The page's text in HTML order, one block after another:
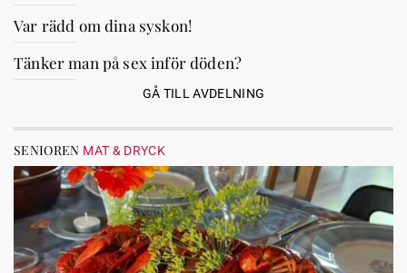
Var rädd om dina syskon!
Tänker man på sex inför döden?
GÅ TILL AVDELNING
SENIOREN MAT & DRYCK